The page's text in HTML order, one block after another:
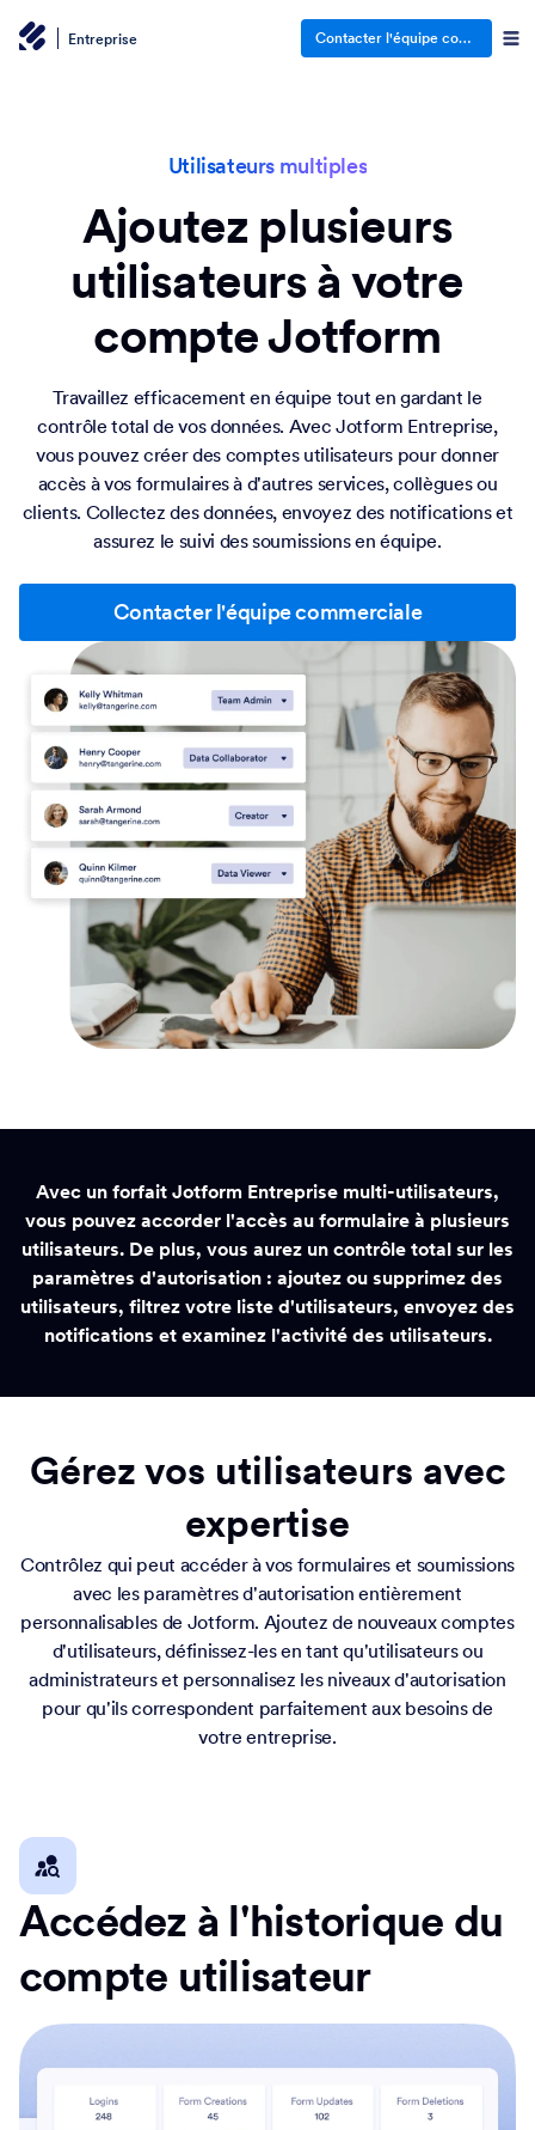
Entreprise Contacter l'équipe commerciale
Utilisateurs multiples
Ajoutez plusieurs
utilisateurs à votre
compte Jotform
Travaillez efficacement en équipe tout en gardant le
contrôle total de vos données. Avec Jotform Entreprise,
vous pouvez créer des comptes utilisateurs pour donner
accès à vos formulaires à d'autres services, collègues ou
clients. Collectez des données, envoyez des notifications et
assurez le suivi des soumissions en équipe.
Contacter l'équipe commerciale
Avec un forfait Jotform Entreprise multi-utilisateurs,
vous pouvez accorder l'accès au formulaire à plusieurs
utilisateurs. De plus, vous aurez un contrôle total sur les
paramètres d'autorisation : ajoutez ou supprimez des
utilisateurs, filtrez votre liste d'utilisateurs, envoyez des
notifications et examinez l'activité des utilisateurs.
Gérez vos utilisateurs avec
expertise
Contrôlez qui peut accéder à vos formulaires et soumissions
avec les paramètres d'autorisation entièrement
personnalisables de Jotform. Ajoutez de nouveaux comptes
d'utilisateurs, définissez-les en tant qu'utilisateurs ou
administrateurs et personnalisez les niveaux d'autorisation
pour qu'ils correspondent parfaitement aux besoins de
votre entreprise.
Accédez à l'historique du
compte utilisateur